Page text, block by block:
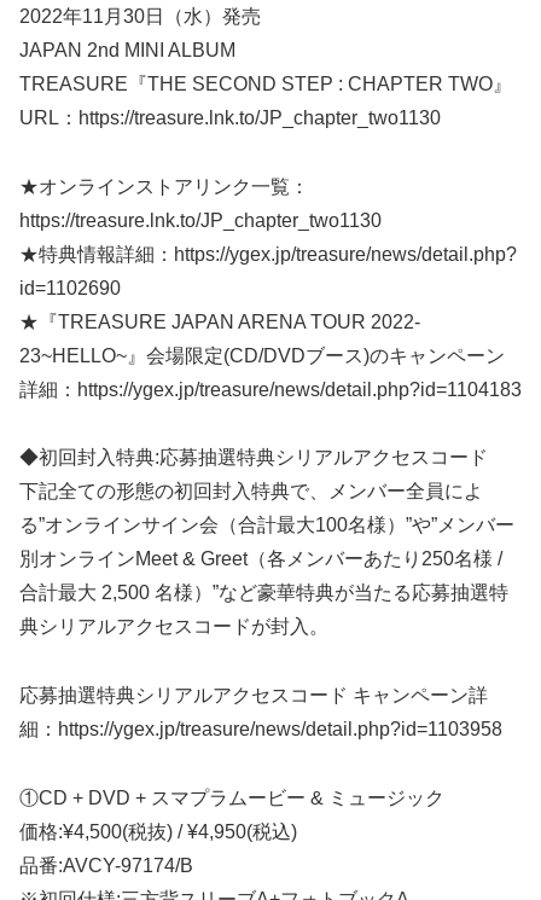
2022年11月30日（水）発売
JAPAN 2nd MINI ALBUM
TREASURE『THE SECOND STEP : CHAPTER TWO』
URL：https://treasure.lnk.to/JP_chapter_two1130
★オンラインストアリンク一覧：
https://treasure.lnk.to/JP_chapter_two1130
★特典情報詳細：https://ygex.jp/treasure/news/detail.php?
id=1102690
★『TREASURE JAPAN ARENA TOUR 2022-
23~HELLO~』会場限定(CD/DVDブース)のキャンペーン
詳細：https://ygex.jp/treasure/news/detail.php?id=1104183
◆初回封入特典:応募抽選特典シリアルアクセスコード
下記全ての形態の初回封入特典で、メンバー全員によ
る”オンラインサイン会（合計最大100名様）”や”メンバー
別オンラインMeet & Greet（各メンバーあたり250名様 /
合計最大 2,500 名様）”など豪華特典が当たる応募抽選特
典シリアルアクセスコードが封入。
応募抽選特典シリアルアクセスコード キャンペーン詳
細：https://ygex.jp/treasure/news/detail.php?id=1103958
①CD + DVD + スマプラムービー & ミュージック
価格:¥4,500(税抜) / ¥4,950(税込)
品番:AVCY-97174/B